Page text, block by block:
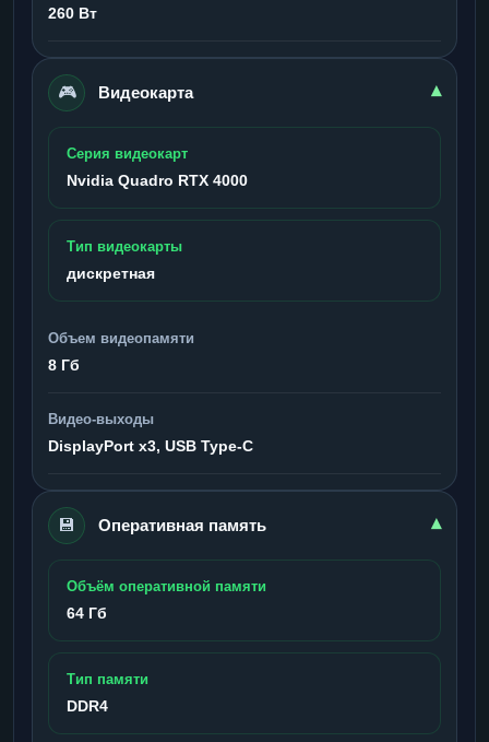
260 Вт
🎮 Видеокарта ▾
Серия видеокарт
Nvidia Quadro RTX 4000
Тип видеокарты
дискретная
Объем видеопамяти
8 Гб
Видео-выходы
DisplayPort x3, USB Type-C
💾 Оперативная память ▾
Объём оперативной памяти
64 Гб
Тип памяти
DDR4